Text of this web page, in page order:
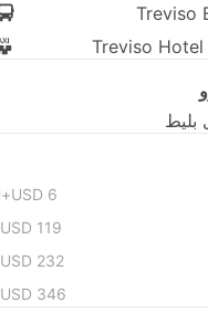
Treviso
Treviso Hotel
بلیط
USD 6+
USD 119+
USD 232+
USD 346+